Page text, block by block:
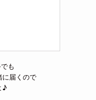
も
に届くので
♪